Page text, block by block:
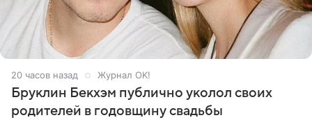
20 часов назад Журнал OK!
Бруклин Бекхэм публично уколол своих
родителей в годовщину свадьбы